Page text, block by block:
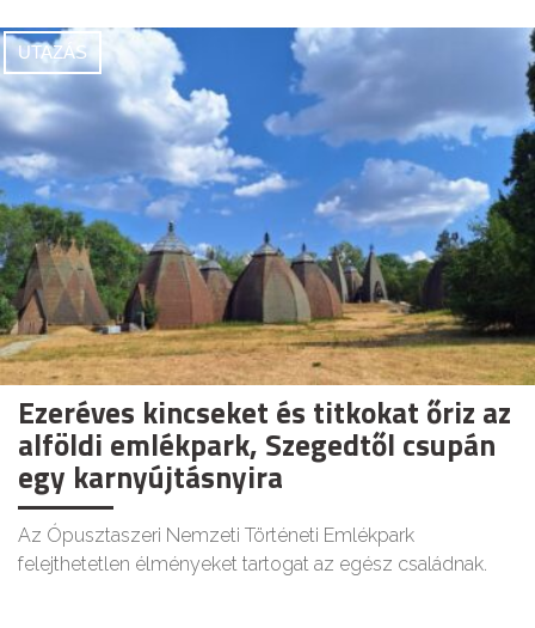
UTAZÁS
Ezeréves kincseket és titkokat őriz az
alföldi emlékpark, Szegedtől csupán
egy karnyújtásnyira
Az Ópusztaszeri Nemzeti Történeti Emlékpark
felejthetetlen élményeket tartogat az egész családnak.